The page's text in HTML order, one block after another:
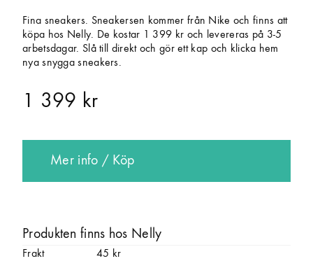
Fina sneakers. Sneakersen kommer från Nike och finns att
köpa hos Nelly. De kostar 1 399 kr och levereras på 3-5
arbetsdagar. Slå till direkt och gör ett kap och klicka hem
nya snygga sneakers.
1 399 kr
Mer info / Köp
Produkten finns hos Nelly
Frakt
45 kr